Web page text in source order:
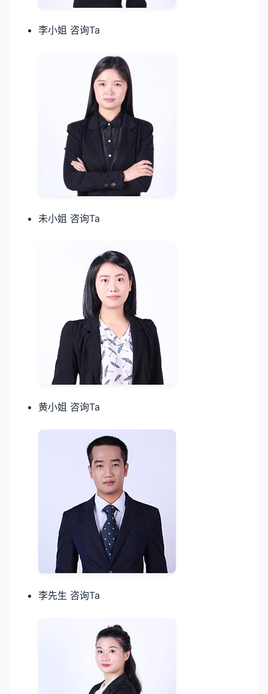
李小姐 咨询Ta
未小姐 咨询Ta
黄小姐 咨询Ta
李先生 咨询Ta